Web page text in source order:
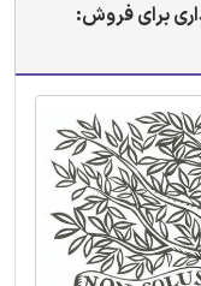
برای فروش: